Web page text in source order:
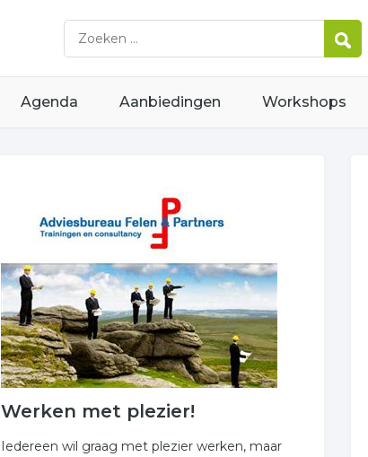
Agenda Aanbiedingen Workshops
Werken met plezier!
Iedereen wil graag met plezier werken, maar